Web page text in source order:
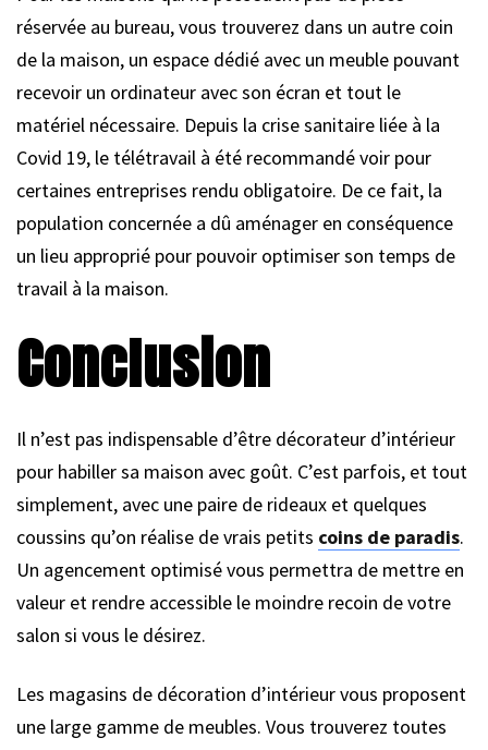
réservée au bureau, vous trouverez dans un autre coin
de la maison, un espace dédié avec un meuble pouvant
recevoir un ordinateur avec son écran et tout le
matériel nécessaire. Depuis la crise sanitaire liée à la
Covid 19, le télétravail à été recommandé voir pour
certaines entreprises rendu obligatoire. De ce fait, la
population concernée a dû aménager en conséquence
un lieu approprié pour pouvoir optimiser son temps de
travail à la maison.
Conclusion
Il n’est pas indispensable d’être décorateur d’intérieur
pour habiller sa maison avec goût. C’est parfois, et tout
simplement, avec une paire de rideaux et quelques
coussins qu’on réalise de vrais petits coins de paradis.
Un agencement optimisé vous permettra de mettre en
valeur et rendre accessible le moindre recoin de votre
salon si vous le désirez.
Les magasins de décoration d’intérieur vous proposent
une large gamme de meubles. Vous trouverez toutes